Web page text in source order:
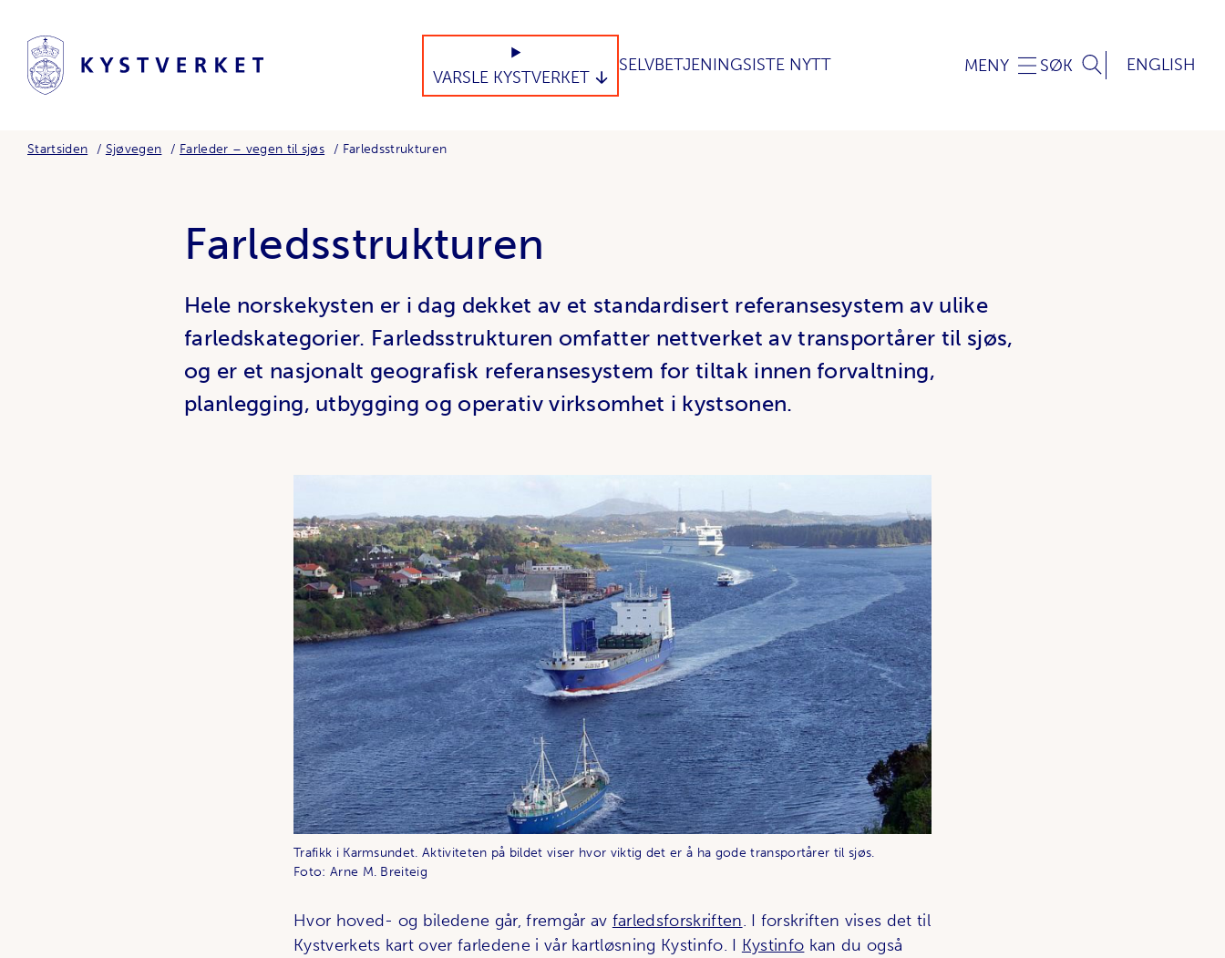
VARSLE KYSTVERKET
SELVBETJENINGSISTE NYTT MENY SØK ENGLISH
Startsiden Sjøvegen Farleder – vegen til sjøs Farledsstrukturen
Farledsstrukturen
Hele norskekysten er i dag dekket av et standardisert referansesystem av ulike
farledskategorier. Farledsstrukturen omfatter nettverket av transportårer til sjøs,
og er et nasjonalt geografisk referansesystem for tiltak innen forvaltning,
planlegging, utbygging og operativ virksomhet i kystsonen.
Trafikk i Karmsundet. Aktiviteten på bildet viser hvor viktig det er å ha gode transportårer til sjøs.
Foto: Arne M. Breiteig
Hvor hoved- og biledene går, fremgår av farledsforskriften. I forskriften vises det til
Kystverkets kart over farledene i vår kartløsning Kystinfo. I Kystinfo kan du også